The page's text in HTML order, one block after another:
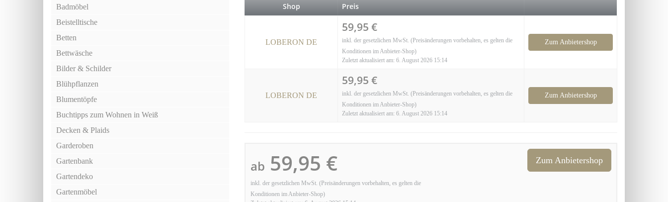
Shop Preis
LOBERON DE
59,95 €
inkl. der gesetzlichen MwSt. (Preisänderungen vorbehalten, es gelten die
Konditionen im Anbieter-Shop)
Zuletzt aktualisiert am: 6. August 2026 15:14
Zum Anbietershop
LOBERON DE
59,95 €
inkl. der gesetzlichen MwSt. (Preisänderungen vorbehalten, es gelten die
Konditionen im Anbieter-Shop)
Zuletzt aktualisiert am: 6. August 2026 15:14
Zum Anbietershop
ab 59,95 €
inkl. der gesetzlichen MwSt. (Preisänderungen vorbehalten, es gelten die
Konditionen im Anbieter-Shop)
Zum Anbietershop
Badmöbel
Beistelltische
Betten
Bettwäsche
Bilder & Schilder
Blühpflanzen
Blumentöpfe
Buchtipps zum Wohnen in Weiß
Decken & Plaids
Garderoben
Gartenbank
Gartendeko
Gartenmöbel